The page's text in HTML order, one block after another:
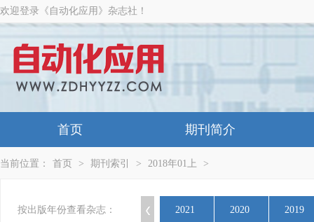
欢迎登录《自动化应用》杂志社！
首页 期刊简介
当前位置： 首页 > 期刊索引 > 2018年01上 >
按出版年份查看杂志： 2021 2020 2019